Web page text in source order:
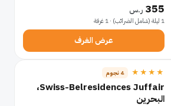
355 ر.س
1 ليلة (شامل الضرائب) · 1 غرفة
عرض الغرف
★★★★ 4 نجوم
Swiss-Belresidences Juffair،
البحرين